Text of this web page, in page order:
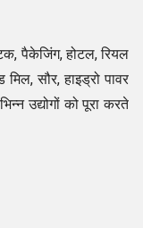
पैकेजिंग, होटल, रियल
सौर, हाइड्रो पावर
उद्योगों को पूरा करते